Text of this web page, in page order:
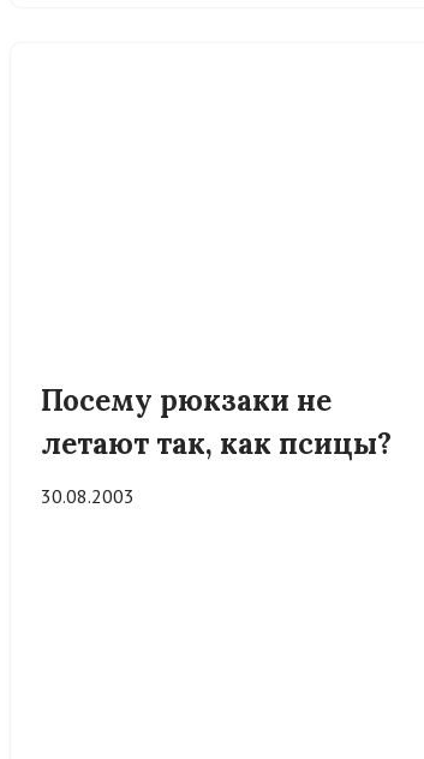
Посему рюкзаки не
летают так, как псицы?
30.08.2003